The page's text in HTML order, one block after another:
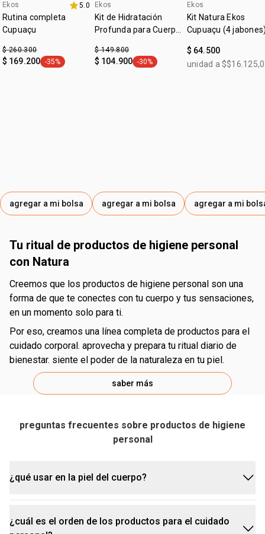
kit
Ekos 5.0
Rutina completa
Cupuaçu
$ 260.300
$ 169.200 general.tag -35%
-35%
agregar a mi bolsa
kit
Ekos
Kit de Hidratación
Profunda para Cuerpo
Cupuaçu (2
productos)
$ 149.800
$ 104.900 general.tag -30%
-30%
agregar a mi bolsa
Ekos
Kit Natura Ekos
Cupuaçu (4
$ 64.500
unidad a $$16.125,0
agregar a mi
tu ritual de productos de higiene personal
con Natura
creemos que los productos de higiene personal son una
forma de que te conectes con tu cuerpo y tus sensaciones,
en un momento solo para ti.
por eso, creamos una línea completa de productos para el
cuidado corporal. aprovecha y prepara tu ritual diario de
bienestar. siente el poder de la naturaleza en tu piel.
saber más
preguntas frecuentes sobre productos de higiene
personal
¿qué usar en la piel del cuerpo?
usa productos específicos para el cuidado
¿cuál es el orden de los productos para el cuidado